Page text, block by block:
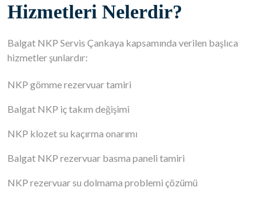
Hizmetleri Nelerdir?
Balgat NKP Servis Çankaya kapsamında verilen başlıca
hizmetler şunlardır:
NKP gömme rezervuar tamiri
Balgat NKP iç takım değişimi
NKP klozet su kaçırma onarımı
Balgat NKP rezervuar basma paneli tamiri
NKP rezervuar su dolmama problemi çözümü